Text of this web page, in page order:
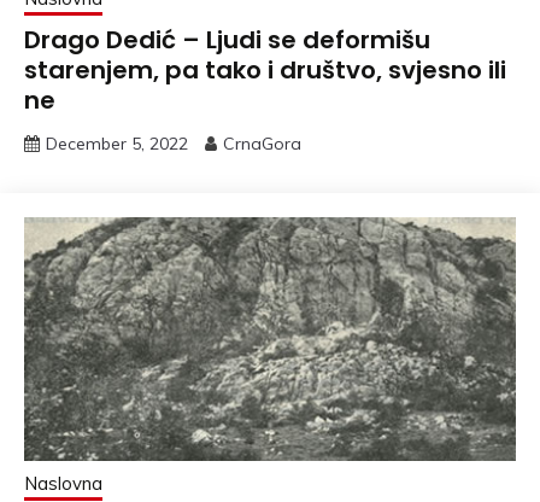
Drago Dedić – Ljudi se deformišu
starenjem, pa tako i društvo, svjesno ili
ne
December 5, 2022 CrnaGora
Naslovna